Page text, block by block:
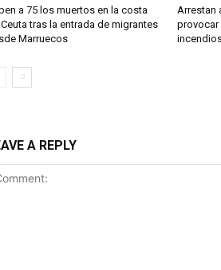
a 75 los muertos en la costa
tras la entrada de migrantes
Marruecos
Arrestan
provocar
A REPLY